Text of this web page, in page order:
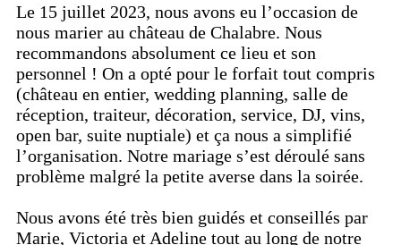
Le 15 juillet 2023, nous avons eu l’occasion de
nous marier au château de Chalabre. Nous
recommandons absolument ce lieu et son
personnel ! On a opté pour le forfait tout compris
(château en entier, wedding planning, salle de
réception, traiteur, décoration, service, DJ, vins,
open bar, suite nuptiale) et ça nous a simplifié
l’organisation. Notre mariage s’est déroulé sans
problème malgré la petite averse dans la soirée.
Nous avons été très bien guidés et conseillés par
Marie, Victoria et Adeline tout au long de notre